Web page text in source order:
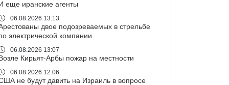
И еще иранские агенты
06.08.2026 13:13
двое подозреваемых в стрельбе
электрической компании
06.08.2026 13:07
Возле Кирьят-Арбы пожар на местности
06.08.2026 12:06
не будут давить на Израиль в вопросе